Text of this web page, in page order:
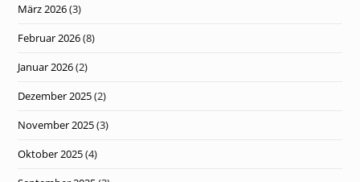
März 2026(3)
Februar 2026(8)
Januar 2026(2)
Dezember 2025(2)
November 2025(3)
Oktober 2025(4)